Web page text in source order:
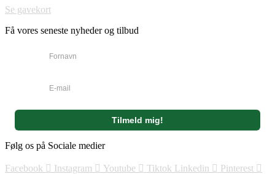
Mulighederne
vælges
varesiden
Se gavekort
Få vores seneste nyheder og tilbud
Følg os på Sociale medier
Facebook Instagram Youtube Tiktok Linkedin Pinterest